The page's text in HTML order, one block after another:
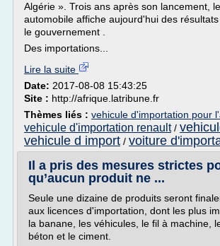
Algérie ». Trois ans après son lancement,
automobile affiche aujourd'hui des
le gouvernement .
Des importations...
Lire la suite
Date: 2017-08-08 15:43:25
Site : http://afrique.latribune.fr
Thèmes liés : vehicule d'importation pour
vehicule d'importation renault/
vehicule d import / voiture
Il a pris des mesures strictes
qu’aucun produit ne ...
Seule une dizaine de produits seront
aux licences d'importation, dont les plus
la banane, les véhicules, le fil à machine,
béton et le ciment.